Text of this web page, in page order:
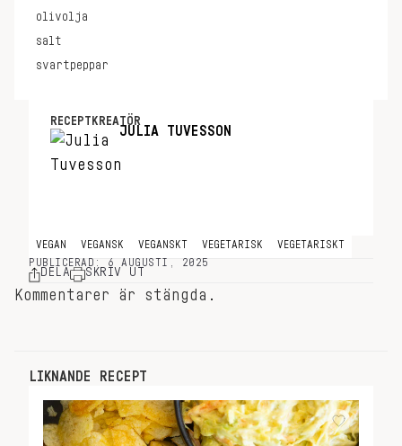
olivolja
salt
svartpeppar
RECEPTKREATÖR
JULIA TUVESSON
VEGAN VEGANSK VEGANSKT VEGETARISK
VEGETARISKT
PUBLICERAD: 6 AUGUSTI, 2025
DELA SKRIV UT
Kommentarer är stängda.
LIKNANDE RECEPT